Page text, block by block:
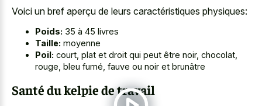
Voici un bref aperçu de leurs caractéristiques physiques:
Poids: 35 à 45 livres
Taille: moyenne
Poil: court, plat et droit qui peut être noir, chocolat,
rouge, bleu fumé, fauve ou noir et brunâtre
Santé du kelpie de travail